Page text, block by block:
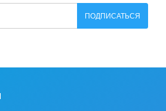
ПОДПИСАТЬСЯ